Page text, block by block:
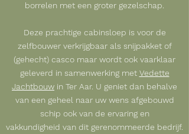
borrelen met een groter gezelschap.
Deze prachtige cabinsloep is voor de
zelfbouwer verkrijgbaar als snijpakket of
(gehecht) casco maar wordt ook vaarklaar
geleverd in samenwerking met Vedette
Jachtbouw in Ter Aar. U geniet dan behalve
van een geheel naar uw wens afgebouwd
schip ook van de ervaring en
vakkundigheid van dit gerenommeerde bedrijf.